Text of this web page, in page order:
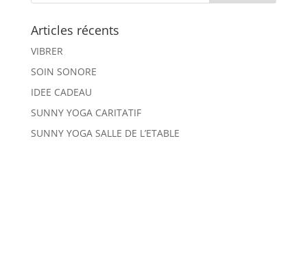
Articles récents
VIBRER
SOIN SONORE
IDEE CADEAU
SUNNY YOGA CARITATIF
SUNNY YOGA SALLE DE L’ETABLE